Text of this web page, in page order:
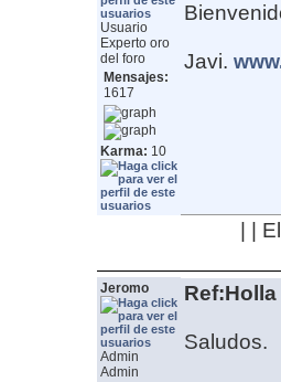
Usuario
Experto oro
del foro
Mensajes:
1617
Karma: 10
Javi.
| |
Jeromo
Admin
Admin
Saludos.